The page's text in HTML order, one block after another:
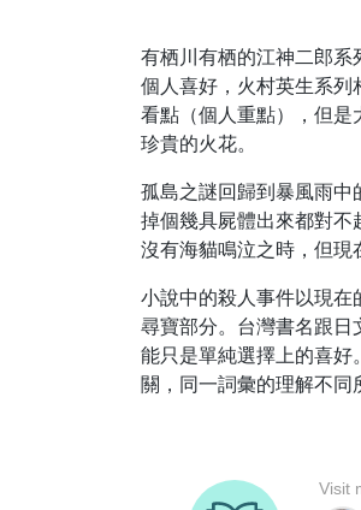
有栖川有栖的江神二郎
個人喜好，火村英生系
看點（個人重點），但
珍貴的火花。
孤島之謎回歸到暴風雨
掉個幾具屍體出來都對
沒有海貓鳴泣之時，但現
小說中的殺人事件以現
尋寶部分。台灣書名跟
能只是單純選擇上的喜
關，同一詞彙的理解不同